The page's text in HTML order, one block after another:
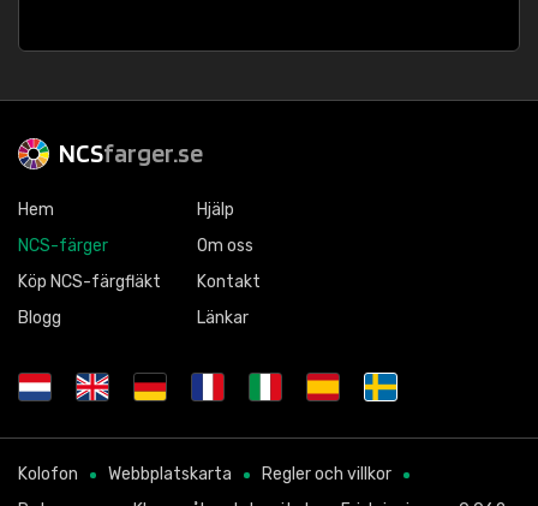
NCSfarger.se
Hem
NCS-färger
Köp NCS-färgfläkt
Blogg
Hjälp
Om oss
Kontakt
Länkar
Kolofon Webbplatskarta
Regler och villkor